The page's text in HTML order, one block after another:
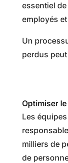
essentiel
employés
Un
perdus
Optimiser
Les
milliers de
de